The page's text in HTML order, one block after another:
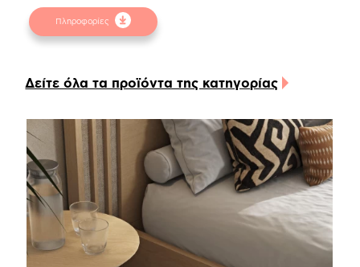
του ομορφιά!
Το κομοδίνο διαθέτει ένα μεγάλο συρτάρι
Προαιρετικά μπορούν να ενσωματωθούν
Όλα τα υλικά που χρησιμοποιούνται για την
κατασκευή του είναι υψηλών προδιαγραφών
εναρμονισμένα με της ευρωπαϊκές προδιαγραφές
και καθαρίζονται εύκολα με μαλακό νωπό πανί
Ταιριάζει ιδανικά με το κρεβάτι της Cliff collection
και συμπληρώνει υπέροχα τα κρεβάτια Ascott,
Luxx, Line, Nabuk & Fab από τις αντίστοιχες
collection. Επίσης μπορεί να συνοδεύσει και να
Πληροφορίες
Δείτε όλα τα προϊόντα της κατηγορίας